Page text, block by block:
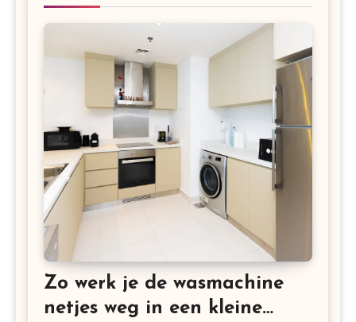
Zo werk je de wasmachine
netjes weg in een kleine